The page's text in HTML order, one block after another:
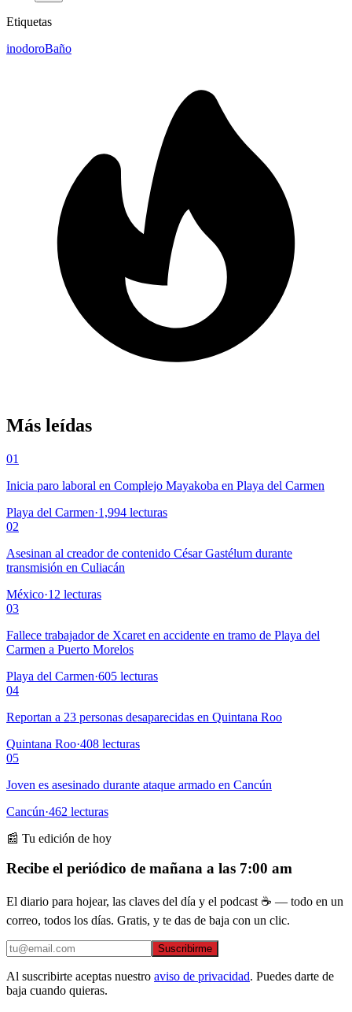
Etiquetas
inodoroBaño
Más leídas
01
Inicia paro laboral en Complejo Mayakoba en Playa del Carmen
Playa del Carmen·1,994 lecturas
02
Asesinan al creador de contenido César Gastélum durante
transmisión en Culiacán
México·12 lecturas
03
Fallece trabajador de Xcaret en accidente en tramo de Playa del
Carmen a Puerto Morelos
Playa del Carmen·605 lecturas
04
Reportan a 23 personas desaparecidas en Quintana Roo
Quintana Roo·408 lecturas
05
Joven es asesinado durante ataque armado en Cancún
Cancún·462 lecturas
📰 Tu edición de hoy
Recibe el periódico de mañana a las 7:00 am
El diario para hojear, las claves del día y el podcast ☕ — todo en un
correo, todos los días. Gratis, y te das de baja con un clic.
Suscribirme
Al suscribirte aceptas nuestro aviso de privacidad. Puedes darte de
baja cuando quieras.